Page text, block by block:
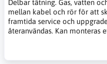
Delbar tätning. Gas, vatten
mellan kabel och rör för att
framtida service och
återanvändas. Kan monteras